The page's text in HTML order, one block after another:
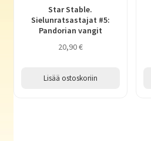
Star Stable.
Sielunratsastajat #5:
Pandorian vangit
20,90€
Lisää ostoskoriin